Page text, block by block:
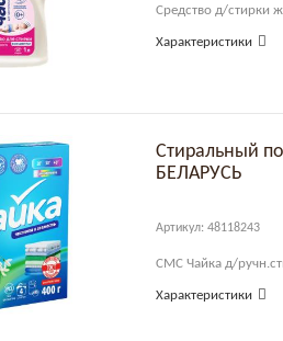
Средство д/стирки
Характеристики
Стиральный
БЕЛАРУСЬ
Артикул: 48118243
СМС Чайка д/
Характеристики